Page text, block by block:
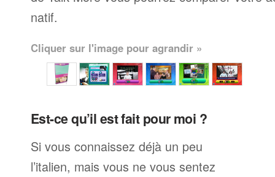
natif.
Cliquer sur l'image pour agrandir »
Est-ce qu’il est fait pour moi ?
Si vous connaissez déjà un peu
l’italien, mais vous ne vous sentez